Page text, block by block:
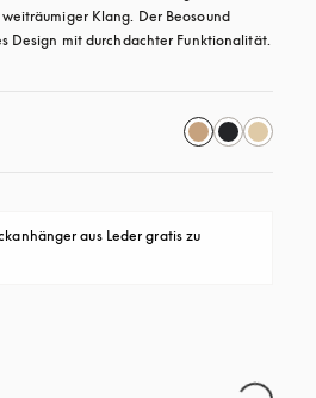
Klang. Der Beosound
Design mit durchdachter Funktionalität.
aus Leder gratis zu